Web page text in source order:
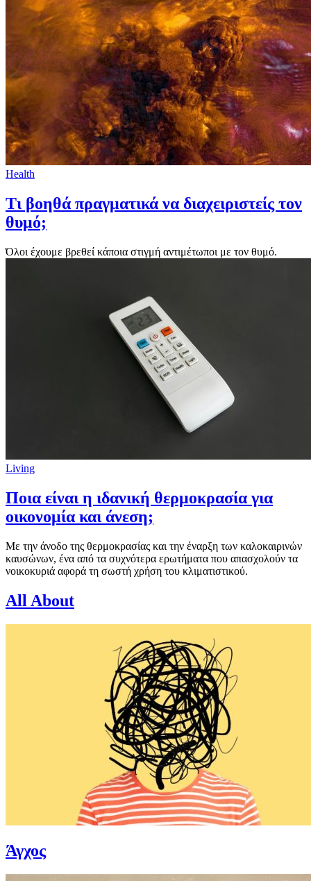
Health
Τι βοηθά πραγματικά να διαχειριστείς τον
θυμό;
Όλοι έχουμε βρεθεί κάποια στιγμή αντιμέτωποι με τον θυμό.
Living
Ποια είναι η ιδανική θερμοκρασία για
οικονομία και άνεση;
Με την άνοδο της θερμοκρασίας και την έναρξη των καλοκαιρινών
καυσώνων, ένα από τα συχνότερα ερωτήματα που απασχολούν τα
νοικοκυριά αφορά τη σωστή χρήση του κλιματιστικού.
All About
Άγχος